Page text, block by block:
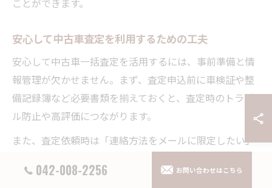
安心して中古車査定を利用するための工夫
安心して中古車一括査定を活用するには、事前準備と情
報管理が欠かせません。まず、査定申込前に車検証や整
備記録簿など必要書類を揃えておくと、査定時のトラブ
ル防止や高評価につながります。
また、査定依頼時は「連絡方法をメールに限定したい」
度な営業や強引な勧誘を未然に防ぐことが可能です。実
042-008-2256 お問い合わせはこちら